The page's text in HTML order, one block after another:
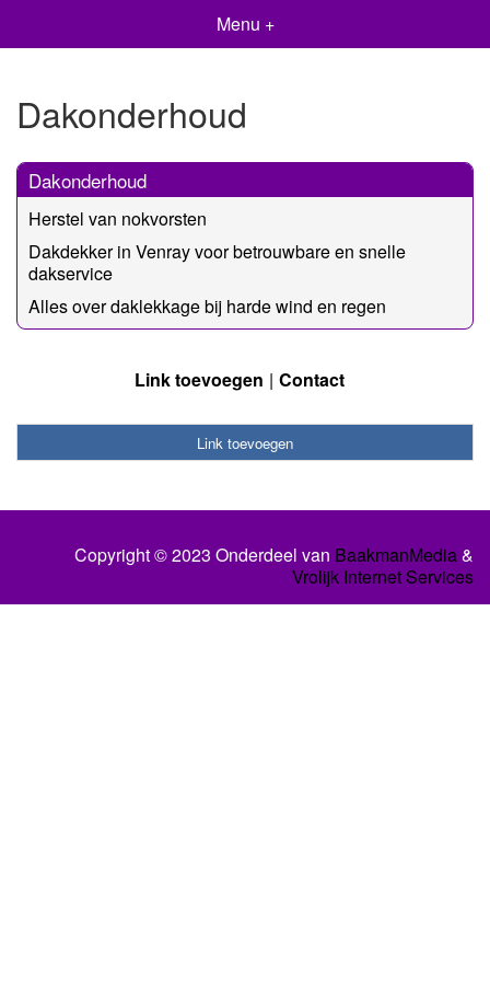
Menu +
Dakonderhoud
Dakonderhoud
Herstel van nokvorsten
Dakdekker in Venray voor betrouwbare en snelle
dakservice
Alles over daklekkage bij harde wind en regen
Link toevoegen Contact
Link toevoegen
Copyright © 2023 Onderdeel van BaakmanMedia&
Vrolijk Internet Services